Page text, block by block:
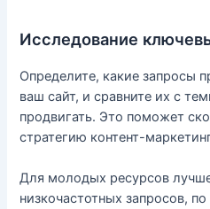
Исследование
Определите, какие запросы
ваш сайт, и сравните их с
продвигать. Это поможет
стратегию контент-
Для молодых ресурсов
низкочастотных запросов,